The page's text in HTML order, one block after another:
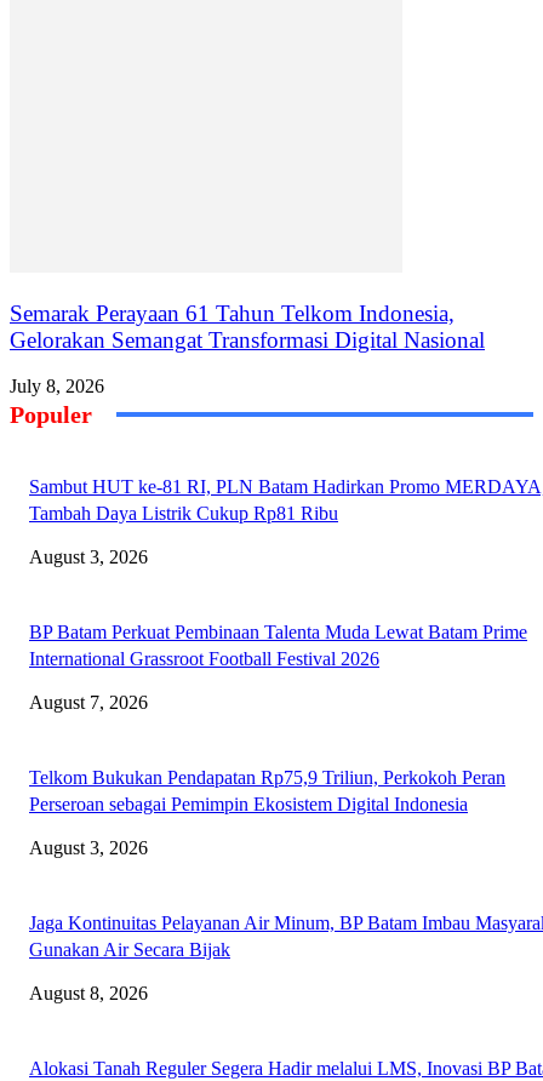
Semarak Perayaan 61 Tahun Telkom Indonesia,
Gelorakan Semangat Transformasi Digital Nasional
July 8, 2026
Populer
Sambut HUT ke-81 RI, PLN Batam Hadirkan Promo
Tambah Daya Listrik Cukup Rp81 Ribu
August 3, 2026
BP Batam Perkuat Pembinaan Talenta Muda Lewat Batam Prime
International Grassroot Football Festival 2026
August 7, 2026
Telkom Bukukan Pendapatan Rp75,9 Triliun, Perkokoh Peran
Perseroan sebagai Pemimpin Ekosistem Digital Indonesia
August 3, 2026
Jaga Kontinuitas Pelayanan Air Minum, BP Batam Imbau
Gunakan Air Secara Bijak
August 8, 2026
Alokasi Tanah Reguler Segera Hadir melalui LMS, Inovasi BP